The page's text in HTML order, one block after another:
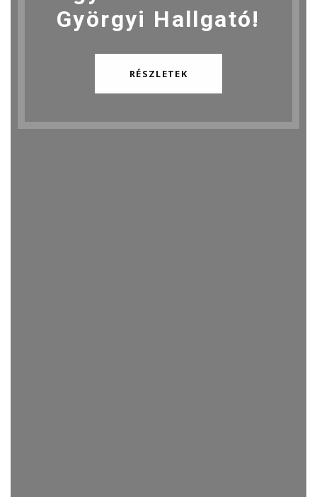
Györgyi Hallgató!
RÉSZLETEK